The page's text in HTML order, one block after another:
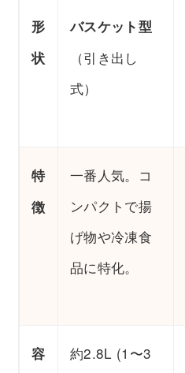
形
状
バスケット型
（引き出し
式）
特
徴
一番人気。コ
ンパクトで揚
げ物や冷凍食
品に特化。
容
約2.8L (1〜3